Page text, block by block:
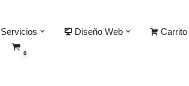
Servicios Diseño Web Carrito
0